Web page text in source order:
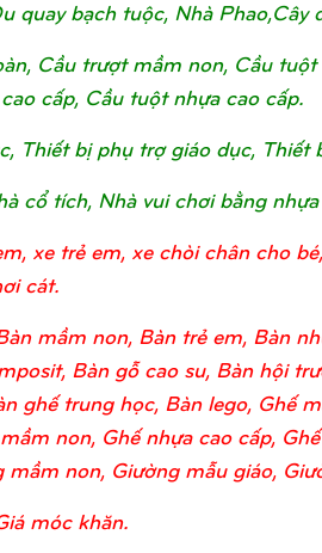
quay bạch tuộc, Nhà Phao,Cây
Cầu trượt mầm non, Cầu
cấp, Cầu tuột nhựa cao cấp.
Thiết bị phụ trợ giáo dục,
cổ tích, Nhà vui chơi bằng
xe trẻ em, xe chòi chân cho
cát.
mầm non, Bàn trẻ em, Bàn
Bàn gỗ cao su, Bàn hội
ghế trung học, Bàn lego, Ghế
non, Ghế nhựa cao cấp,
non, Giường mẫu giáo,
móc khăn.